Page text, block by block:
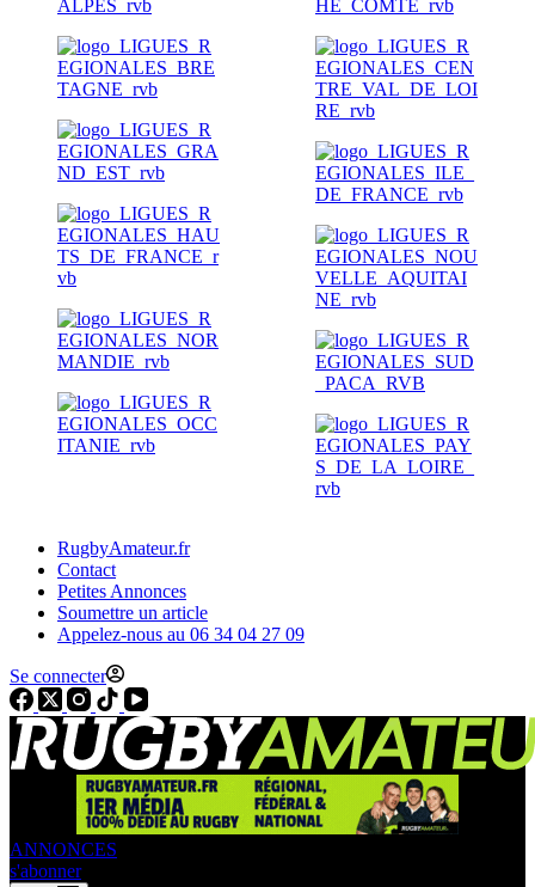
RugbyAmateur.fr
Contact
Petites Annonces
Soumettre un article
Appelez-nous au 06 34 04 27 09
Se connecter
ANNONCES
s'abonner